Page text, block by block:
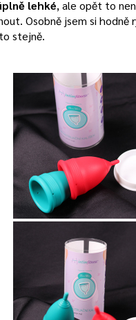
lehké, ale opět to
Osobně jsem si hodně
stejně.